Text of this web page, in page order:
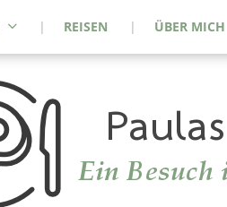
REISEN ÜBER MICH